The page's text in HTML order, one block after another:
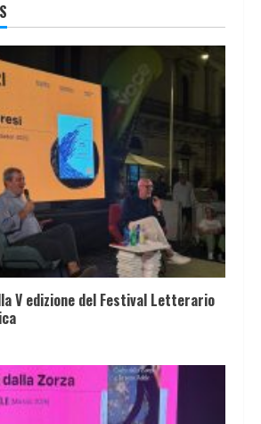
V edizione del Festival Letterario